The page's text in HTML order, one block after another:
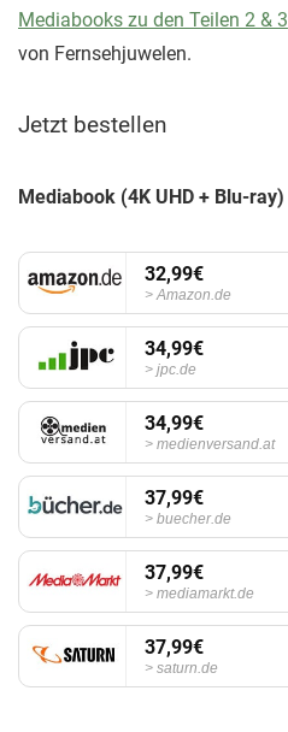
Mediabooks zu den Teilen 2 & 3
von Fernsehjuwelen.
Jetzt bestellen
Mediabook (4K UHD + Blu-ray)
32,99€
Amazon.de
34,99€
jpc.de
34,99€
medienversand.at
37,99€
buecher.de
37,99€
mediamarkt.de
37,99€
saturn.de